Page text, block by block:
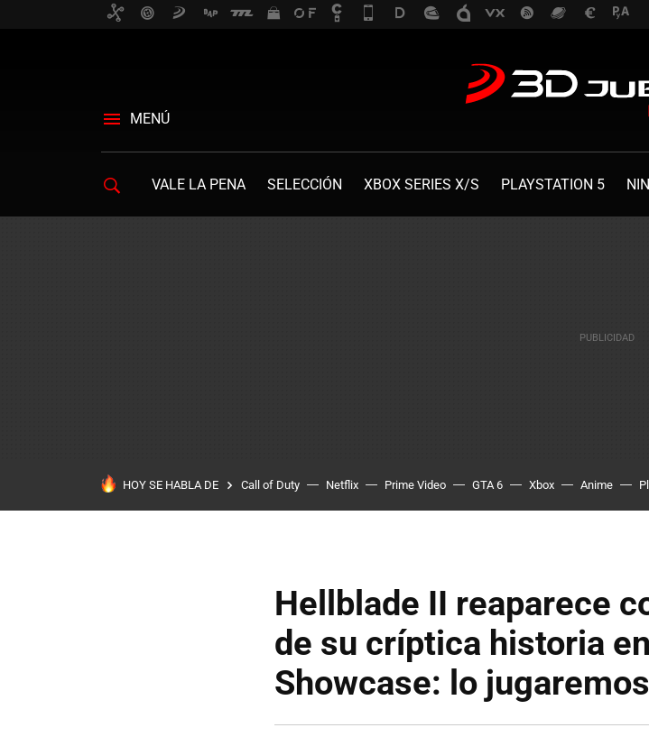
MENÚ
VALE LA PENA SELECCIÓN XBOX SERIES X/S PLAYSTATION 5
HOY SE HABLA DE Call of Duty Netflix Prime Video GTA 6 Xbox Anime
Hellblade II reaparece
de su críptica historia
Showcase: lo